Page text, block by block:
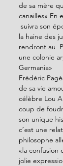
de sa mère
canailles» En
suivra son
la haine des
rendront au
une colonie
Germania»
Frédéric
de sa vie
célèbre Lou
coup de
son unique
c’est une
philosophe
«la confusion
jolie